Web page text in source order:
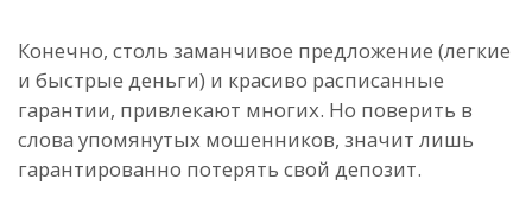
Конечно, столь заманчивое предложение (легкие
и быстрые деньги) и красиво расписанные
гарантии, привлекают многих. Но поверить в
слова упомянутых мошенников, значит лишь
гарантированно потерять свой депозит.